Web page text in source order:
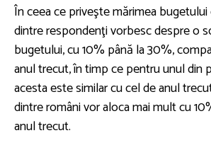
În ceea ce priveşte mărimea
dintre respondenţi vorbesc despre o
bugetului, cu 10% până la 30%,
anul trecut, în timp ce pentru unul din
acesta este similar cu cel de anul
dintre români vor aloca mai mult cu
anul trecut.